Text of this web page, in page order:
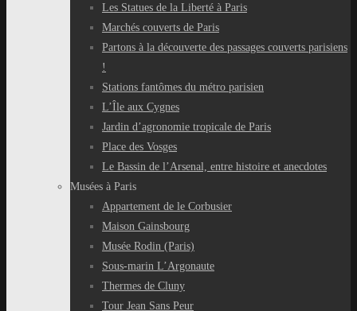
Les Statues de la Liberté à Paris
Marchés couverts de Paris
Partons à la découverte des passages couverts parisiens
!
Stations fantômes du métro parisien
L’Île aux Cygnes
Jardin d’agronomie tropicale de Paris
Place des Vosges
Le Bassin de l’Arsenal, entre histoire et anecdotes
Musées à Paris
Appartement de le Corbusier
Maison Gainsbourg
Musée Rodin (Paris)
Sous-marin L’Argonaute
Thermes de Cluny
Tour Jean Sans Peur